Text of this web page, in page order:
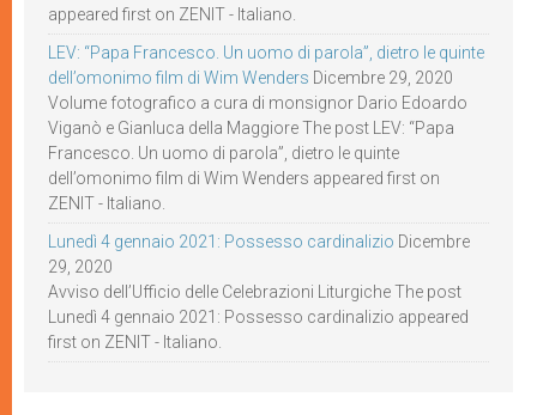
appeared first on ZENIT - Italiano.
LEV: “Papa Francesco. Un uomo di parola”, dietro le quinte
dell’omonimo film di Wim Wenders Dicembre 29, 2020
Volume fotografico a cura di monsignor Dario Edoardo
Viganò e Gianluca della Maggiore The post LEV: “Papa
Francesco. Un uomo di parola”, dietro le quinte
dell’omonimo film di Wim Wenders appeared first on
ZENIT - Italiano.
Lunedì 4 gennaio 2021: Possesso cardinalizio Dicembre
29, 2020
Avviso dell’Ufficio delle Celebrazioni Liturgiche The post
Lunedì 4 gennaio 2021: Possesso cardinalizio appeared
first on ZENIT - Italiano.